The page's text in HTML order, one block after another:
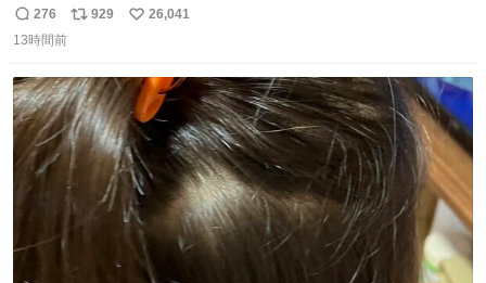
む・・・・！？ ⚠️よい子は絶対マネしないでね⚠️ #夏休み
の自由研究
返
信
276
リ
ト
数
929
い
数
26,041
13時間前